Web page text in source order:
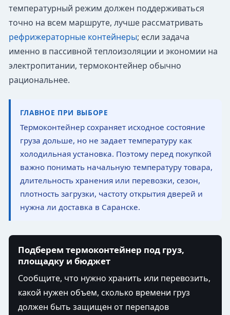
температурный режим должен поддерживаться
точно на всем маршруте, лучше рассматривать
рефрижераторные контейнеры; если задача
именно в пассивной теплоизоляции и экономии на
электропитании, термоконтейнер обычно
рациональнее.
ГЛАВНОЕ ПРИ ВЫБОРЕ
Термоконтейнер сохраняет исходное состояние
груза дольше, но не задает температуру как
холодильная установка. Поэтому перед покупкой
важно понимать начальную температуру товара,
длительность хранения или перевозки, сезон,
плотность загрузки, частоту открытия дверей и
нужна ли доставка в Саранске.
Подберем термоконтейнер под груз,
площадку и бюджет
Сообщите, что нужно хранить или перевозить,
какой нужен объем, сколько времени груз
должен быть защищен от перепадов